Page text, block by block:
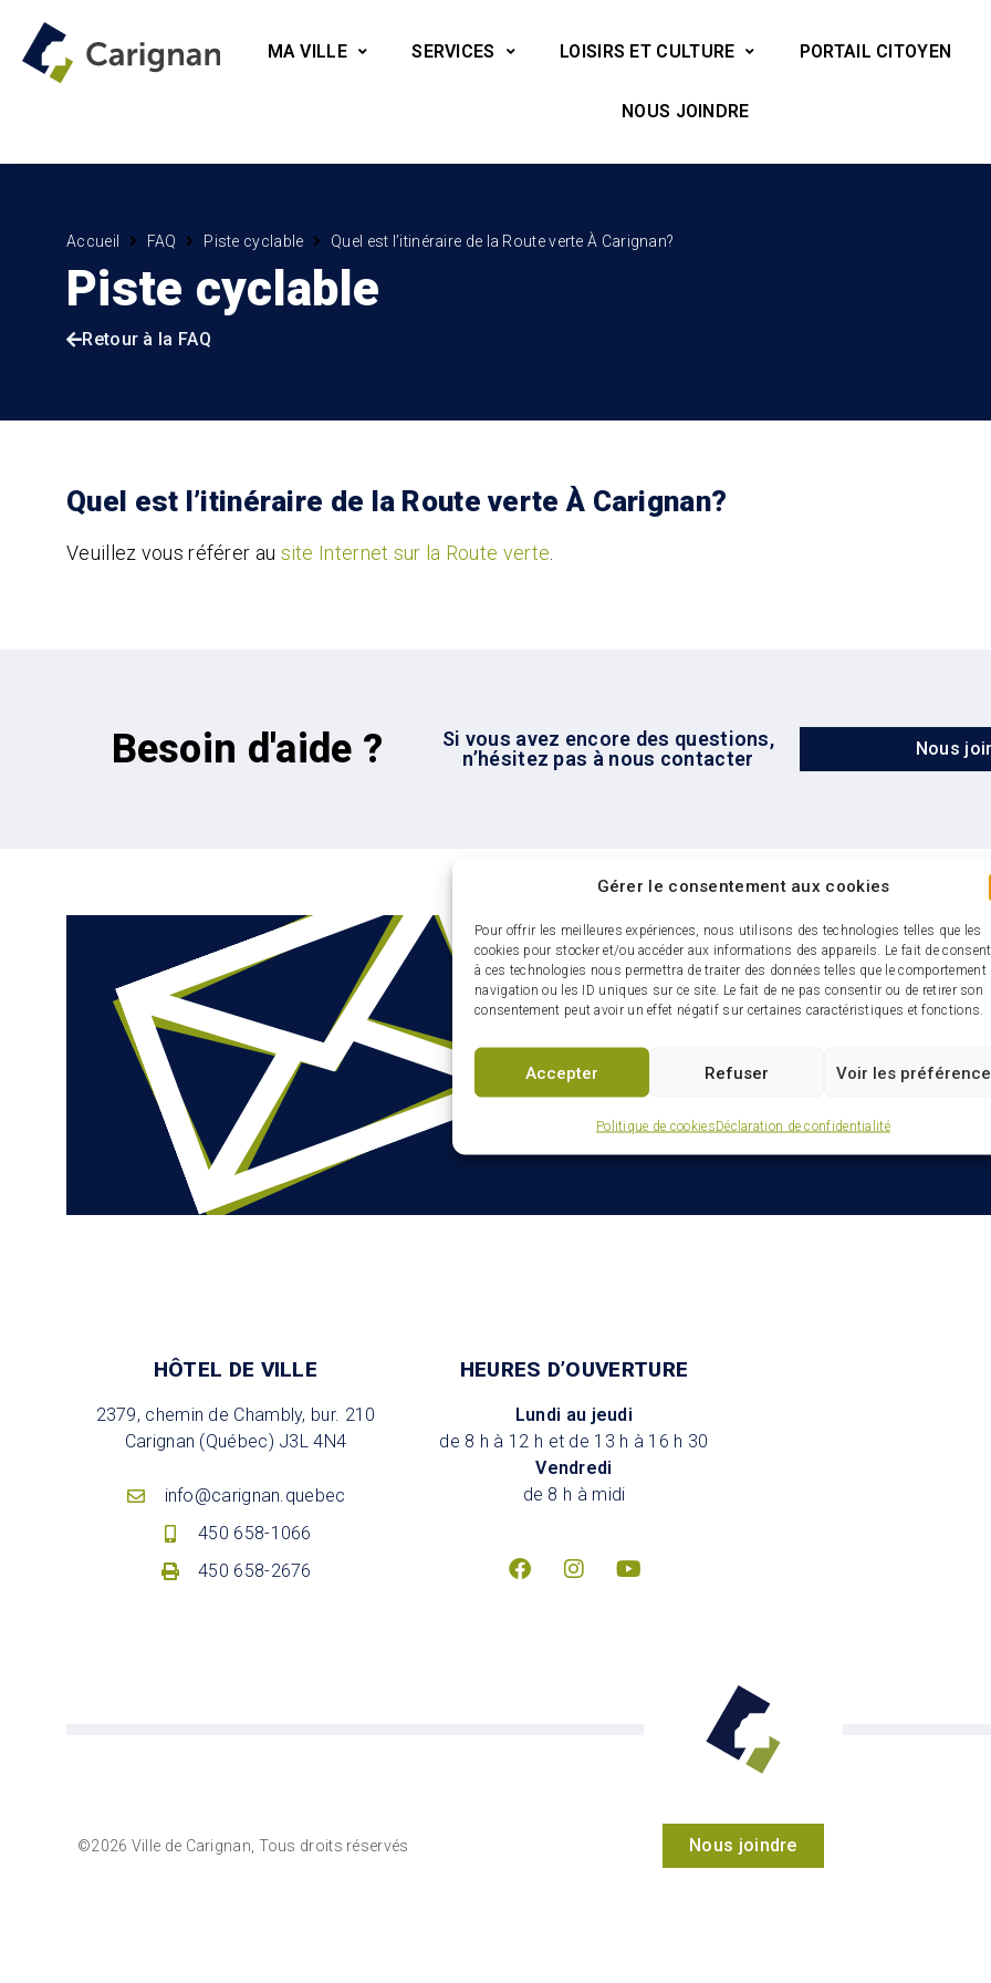
Gérer le consentement aux cookies
Pour offrir les meilleures expériences, nous utilisons des technologies telles que les
cookies pour stocker et/ou accéder aux informations des appareils. Le fait de
à ces technologies nous permettra de traiter des données telles que le comportement
navigation ou les ID uniques sur ce site. Le fait de ne pas consentir ou de retirer son
consentement peut avoir un effet négatif sur certaines caractéristiques et fonctions.
Accepter Refuser Voir les
Politique de cookiesDéclaration de confidentialité
MA VILLE SERVICES LOISIRS ET CULTURE PORTAIL CITOYEN
NOUS JOINDRE
Accueil FAQ Piste cyclable Quel est l’itinéraire de la Route verte À Carignan?
Piste cyclable
Retour à la FAQ
Quel est l’itinéraire de la Route verte À Carignan?
Veuillez vous référer au site Internet sur la Route verte
Besoin d'aide ?
Si vous avez encore des questions,
n’hésitez pas à nous contacter
Nous
Infolettre : restez
HÔTEL DE VILLE
2379, chemin de Chambly, bur. 210
Carignan (Québec) J3L 4N4
info@carignan.quebec
450 658-1066
450 658-2676
HEURES D’OUVERTURE
Lundi au jeudi
de 8 h à 12 h et de 13 h à 16 h 30
Vendredi
de 8 h à midi
©2026 Ville de Carignan, Tous droits réservés Nous joindre